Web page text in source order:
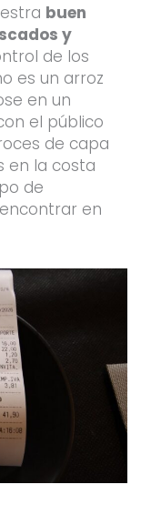
buen
y
de los
es un arroz
en un
el público
de capa
en la costa
de
en